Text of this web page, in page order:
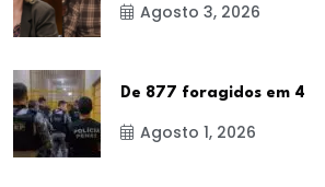
Agosto 3, 2026
De 877 foragidos em 4
Agosto 1, 2026